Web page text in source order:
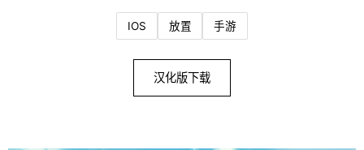
IOS 放置 手游
汉化版下载